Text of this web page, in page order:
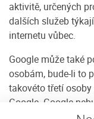
aktivitě, určených
dalších služeb
internetu vůbec.
Google může také
osobám, bude-li to
takovéto třetí
Google. Google